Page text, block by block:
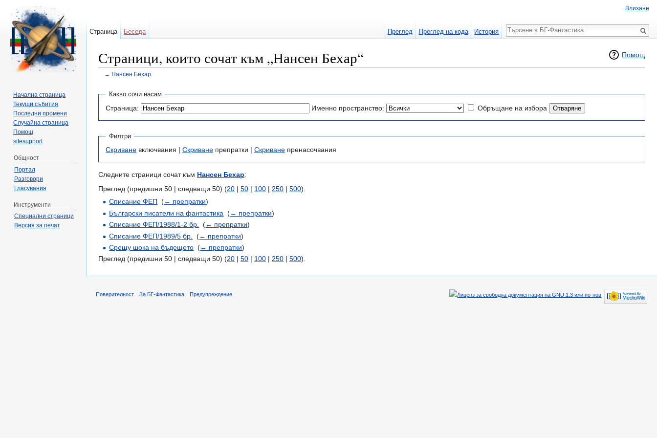
Помощ
Страници, които сочат към „Нансен Бехар“
← Нансен Бехар
Какво сочи насам
Страница: Именно пространство: Обръщане на избора
Филтри
Скриване включвания | Скриване препратки | Скриване пренасочвания
Следните страници сочат към Нансен Бехар:
Преглед (предишни 50 | следващи 50) (20 | 50 | 100 | 250 | 500).
Списание ФЕП ‎(← препратки)
Български писатели на фантастика ‎(← препратки)
Списание ФЕП/1988/1-2 бр.
‎(← препратки)
Списание ФЕП/1989/5 бр.
‎(← препратки)
Срещу шока на бъдещето ‎(← препратки)
Преглед (предишни 50 | следващи 50) (20 | 50 | 100 | 250 | 500).
Влизане
Страница Беседа Преглед Преглед на кода История
Търсене
Начална страница
Текущи събития
Последни промени
Случайна страница
Помощ
sitesupport
Общност
Портал
Разговори
Гласувания
Инструменти
Специални страници
Версия за печат
Поверителност За БГ-Фантастика Предупреждение